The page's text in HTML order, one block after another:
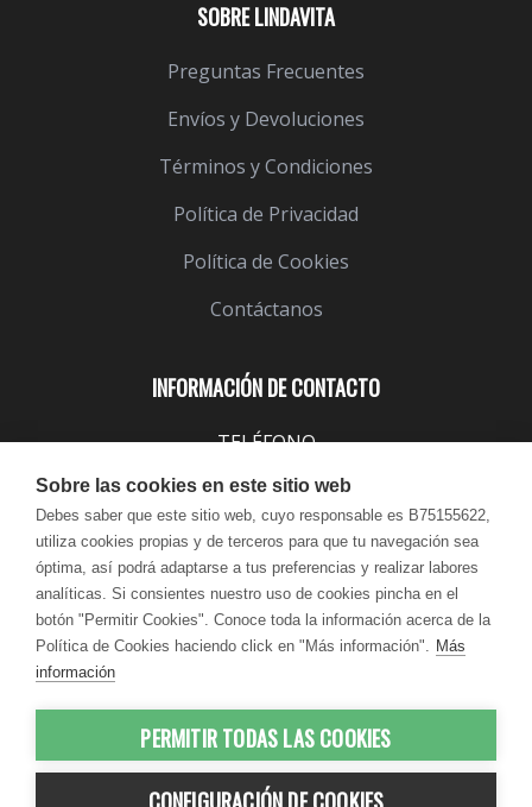
INFORMACIÓN DE CONTACTO
TELÉFONO
EMAIL
info@lindavita.com
HORARIO
Lun - Jue / 9:00 - 18:30
Vie / 9:00 - 17:30
SOBRE LINDAVITA
Preguntas Frecuentes
Envíos y Devoluciones
Términos y Condiciones
Política de Privacidad
Política de Cookies
Contáctanos
© 2012-2026 LindaVita - Todos los
Sobre las cookies en este sitio web
Debes saber que este sitio web, cuyo responsable es B75155622,
utiliza cookies propias y de terceros para que tu navegación sea
óptima, así podrá adaptarse a tus preferencias y realizar labores
analíticas. Si consientes nuestro uso de cookies pincha en el
botón "Permitir Cookies". Conoce toda la información acerca de la
Política de Cookies haciendo click en "Más información". Más
información
PERMITIR TODAS LAS COOKIES